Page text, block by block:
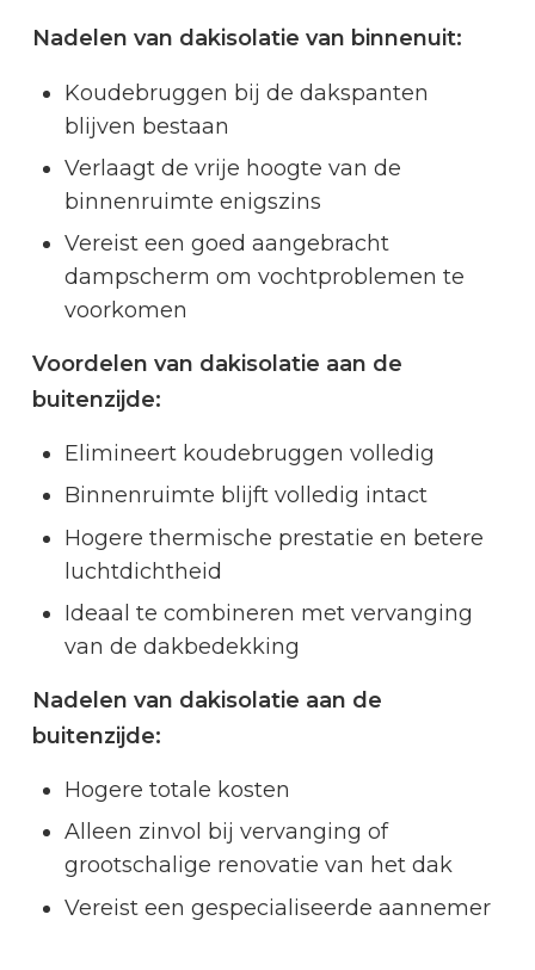
Nadelen van dakisolatie van binnenuit:
Koudebruggen bij de dakspanten
blijven bestaan
Verlaagt de vrije hoogte van de
binnenruimte enigszins
Vereist een goed aangebracht
dampscherm om vochtproblemen te
voorkomen
Voordelen van dakisolatie aan de
buitenzijde:
Elimineert koudebruggen volledig
Binnenruimte blijft volledig intact
Hogere thermische prestatie en betere
luchtdichtheid
Ideaal te combineren met vervanging
van de dakbedekking
Nadelen van dakisolatie aan de
buitenzijde:
Hogere totale kosten
Alleen zinvol bij vervanging of
grootschalige renovatie van het dak
Vereist een gespecialiseerde aannemer